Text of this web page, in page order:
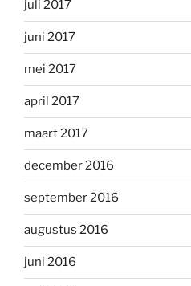
juli 2017
juni 2017
mei 2017
april 2017
maart 2017
december 2016
september 2016
augustus 2016
juni 2016